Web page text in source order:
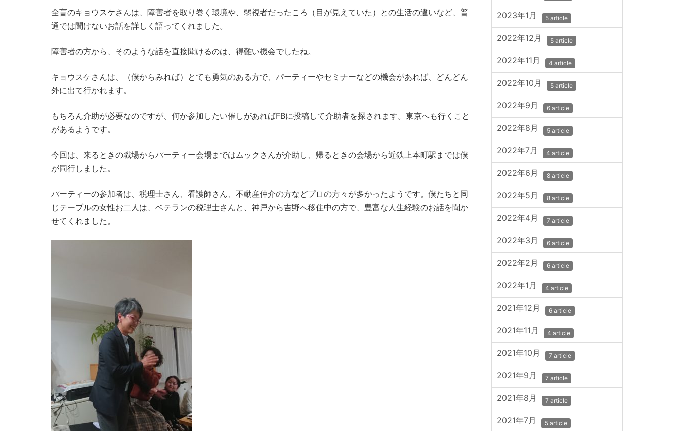
全盲のキョウスケさんは、障害者を取り巻く環境や、弱視者だったころ（目が見えていた）との生活の違いなど、普
通では聞けないお話を詳しく語ってくれました。
障害者の方から、そのような話を直接聞けるのは、得難い機会でしたね。
キョウスケさんは、（僕からみれば）とても勇気のある方で、パーティーやセミナーなどの機会があれば、どんどん
外に出て行かれます。
もちろん介助が必要なのですが、何か参加したい催しがあればFBに投稿して介助者を探されます。東京へも行くこと
があるようです。
今回は、来るときの職場からパーティー会場まではムックさんが介助し、帰るときの会場から近鉄上本町駅までは僕
が同行しました。
パーティーの参加者は、税理士さん、看護師さん、不動産仲介の方などプロの方々が多かったようです。僕たちと同
じテーブルの女性お二人は、ベテランの税理士さんと、神戸から吉野へ移住中の方で、豊富な人生経験のお話を聞か
せてくれました。
2023年1月 5 article
2022年12月 5 article
2022年11月 4 article
2022年10月 5 article
2022年9月 6 article
2022年8月 5 article
2022年7月 4 article
2022年6月 8 article
2022年5月 8 article
2022年4月 7 article
2022年3月 6 article
2022年2月 6 article
2022年1月 4 article
2021年12月 6 article
2021年11月 4 article
2021年10月 7 article
2021年9月 7 article
2021年8月 7 article
2021年7月 5 article